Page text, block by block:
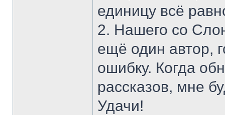
единицу всё
2. Нашего со
ещё один автор,
ошибку. Когда
рассказов, мне
Удачи!